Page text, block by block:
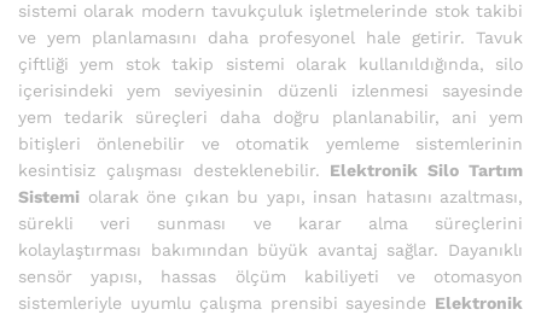
sistemi olarak modern tavukçuluk işletmelerinde stok takibi
ve yem planlamasını daha profesyonel hale getirir. Tavuk
çiftliği yem stok takip sistemi olarak kullanıldığında, silo
içerisindeki yem seviyesinin düzenli izlenmesi sayesinde
yem tedarik süreçleri daha doğru planlanabilir, ani yem
bitişleri önlenebilir ve otomatik yemleme sistemlerinin
kesintisiz çalışması desteklenebilir. Elektronik Silo Tartım
Sistemi olarak öne çıkan bu yapı, insan hatasını azaltması,
sürekli veri sunması ve karar alma süreçlerini
kolaylaştırması bakımından büyük avantaj sağlar. Dayanıklı
sensör yapısı, hassas ölçüm kabiliyeti ve otomasyon
sistemleriyle uyumlu çalışma prensibi sayesinde Elektronik